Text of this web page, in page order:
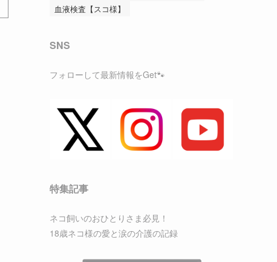
血液検査【スコ様】
SNS
フォローして最新情報をGet🐾
特集記事
ネコ飼いのおひとりさま必見！
18歳ネコ様の愛と涙の介護の記録